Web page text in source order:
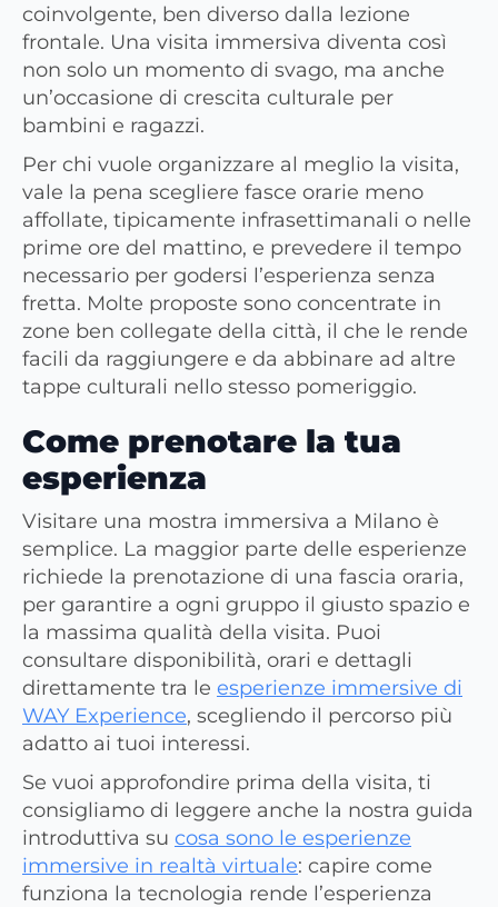
coinvolgente, ben diverso dalla lezione
frontale. Una visita immersiva diventa così
non solo un momento di svago, ma anche
un’occasione di crescita culturale per
bambini e ragazzi.
Per chi vuole organizzare al meglio la visita,
vale la pena scegliere fasce orarie meno
affollate, tipicamente infrasettimanali o nelle
prime ore del mattino, e prevedere il tempo
necessario per godersi l’esperienza senza
fretta. Molte proposte sono concentrate in
zone ben collegate della città, il che le rende
facili da raggiungere e da abbinare ad altre
tappe culturali nello stesso pomeriggio.
Come prenotare la tua
esperienza
Visitare una mostra immersiva a Milano è
semplice. La maggior parte delle esperienze
richiede la prenotazione di una fascia oraria,
per garantire a ogni gruppo il giusto spazio e
la massima qualità della visita. Puoi
consultare disponibilità, orari e dettagli
direttamente tra le esperienze immersive di
WAY Experience, scegliendo il percorso più
adatto ai tuoi interessi.
Se vuoi approfondire prima della visita, ti
consigliamo di leggere anche la nostra guida
introduttiva su cosa sono le esperienze
immersive in realtà virtuale: capire come
funziona la tecnologia rende l’esperienza